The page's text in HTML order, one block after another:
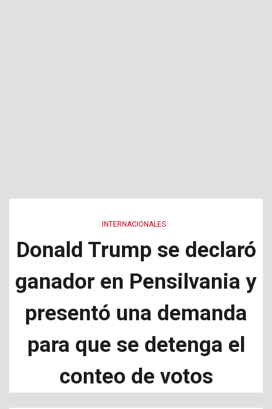
INTERNACIONALES
Donald Trump se declaró
ganador en Pensilvania y
presentó una demanda
para que se detenga el
conteo de votos